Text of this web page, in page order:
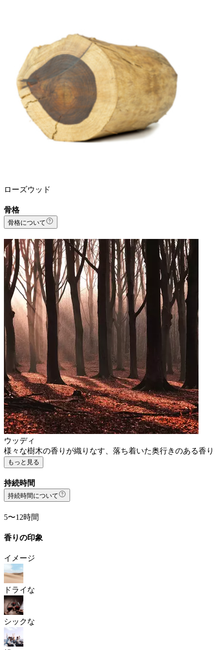
ローズウッド
骨格
骨格について
ウッディ
様々な樹木の香りが織りなす、落ち着いた奥行きのある香り
もっと見る
持続時間
持続時間について
5〜12時間
香りの印象
イメージ
ドライな
シックな